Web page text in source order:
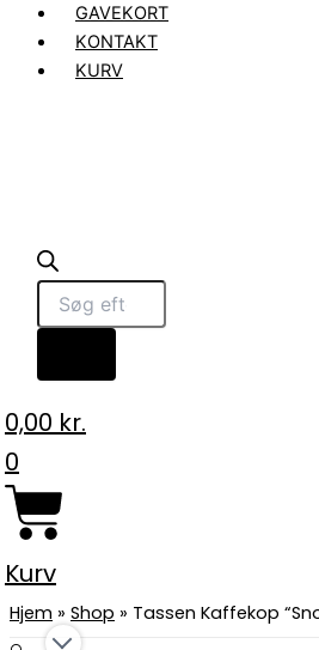
GAVEKORT
KONTAKT
KURV
0,00 kr.
0
Kurv
Hjem » Shop » Tassen Kaffekop